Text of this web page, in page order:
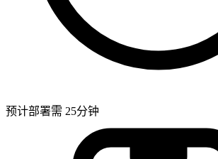
预计部署需 25分钟